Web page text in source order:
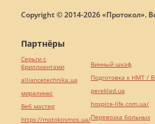
Copyright © 2014-2026 «Протокол».
Партнёры
Серьги с
бриллиантами
alliancetechnika.ua
миралинкс
Веб мастер
https://motokosmos.ua/
Винный шкаф
Подготовка к НМТ /
pereklad.ua
hospice-life.com.ua/
Перевозка больных